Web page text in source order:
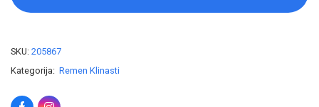
SKU: 205867
Kategorija: Remen Klinasti